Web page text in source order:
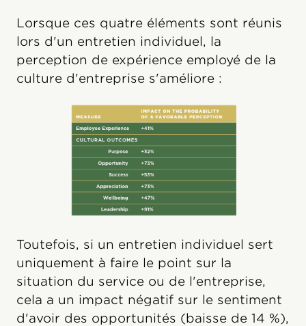
Lorsque ces quatre éléments sont réunis
lors d'un entretien individuel, la
perception de expérience employé de la
culture d'entreprise s'améliore :
Toutefois, si un entretien individuel sert
uniquement à faire le point sur la
situation du service ou de l'entreprise,
cela a un impact négatif sur le sentiment
d'avoir des opportunités (baisse de 14 %),